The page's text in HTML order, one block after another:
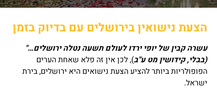
הצעת נישואין בירושלים עם בדיוק בזמן
עשרה קבין של יופי ירדו לעולם תשעה נטלה ירושלים…"
(בבלי, קידושין מט ע"ב), לכן אין זה פלא שאחת הערים
הפופולריות ביותר להציע הצעת נישואים היא ירושלים, בירת
ישראל.